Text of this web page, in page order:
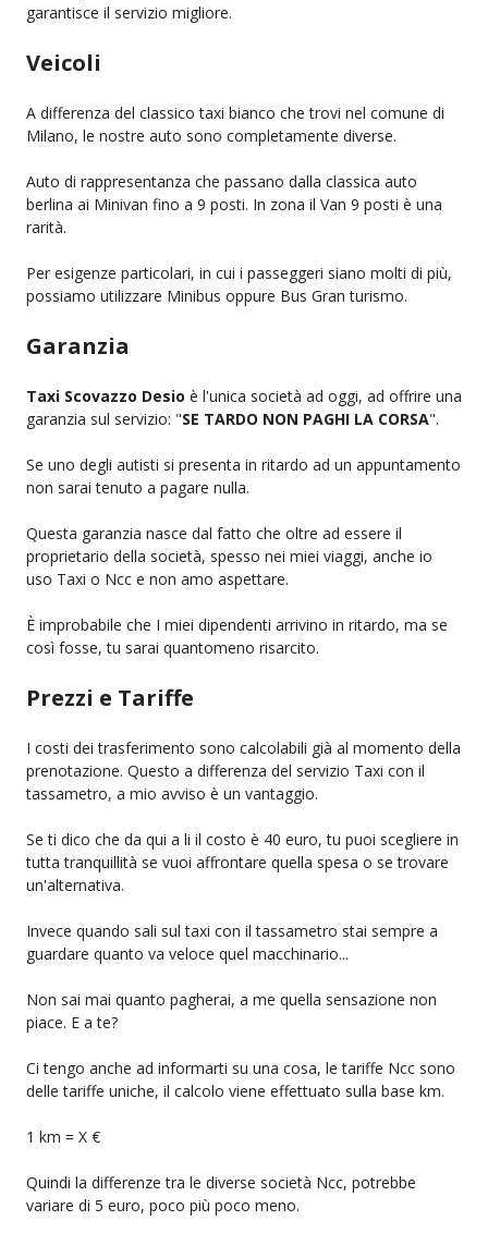
garantisce il servizio migliore.
Veicoli
A differenza del classico taxi bianco che trovi nel comune di
Milano, le nostre auto sono completamente diverse.
Auto di rappresentanza che passano dalla classica auto
berlina ai Minivan fino a 9 posti. In zona il Van 9 posti è una
rarità.
Per esigenze particolari, in cui i passeggeri siano molti di più,
possiamo utilizzare Minibus oppure Bus Gran turismo.
Garanzia
Taxi Scovazzo Desio è l'unica società ad oggi, ad offrire una
garanzia sul servizio: "SE TARDO NON PAGHI LA CORSA".
Se uno degli autisti si presenta in ritardo ad un appuntamento
non sarai tenuto a pagare nulla.
Questa garanzia nasce dal fatto che oltre ad essere il
proprietario della società, spesso nei miei viaggi, anche io
uso Taxi o Ncc e non amo aspettare.
È improbabile che I miei dipendenti arrivino in ritardo, ma se
così fosse, tu sarai quantomeno risarcito.
Prezzi e Tariffe
I costi dei trasferimento sono calcolabili già al momento della
prenotazione. Questo a differenza del servizio Taxi con il
tassametro, a mio avviso è un vantaggio.
Se ti dico che da qui a li il costo è 40 euro, tu puoi scegliere in
tutta tranquillità se vuoi affrontare quella spesa o se trovare
un'alternativa.
Invece quando sali sul taxi con il tassametro stai sempre a
guardare quanto va veloce quel macchinario...
Non sai mai quanto pagherai, a me quella sensazione non
piace. E a te?
Ci tengo anche ad informarti su una cosa, le tariffe Ncc sono
delle tariffe uniche, il calcolo viene effettuato sulla base km.
1 km = X €
Quindi la differenze tra le diverse società Ncc, potrebbe
variare di 5 euro, poco più poco meno.